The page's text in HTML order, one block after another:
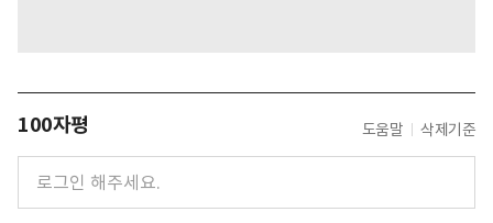
100자평 도움말 삭제기준